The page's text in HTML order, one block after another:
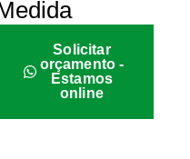
Solicitar
orçamento -
Estamos
online